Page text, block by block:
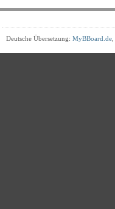
Deutsche Übersetzung: MyBBoard.de